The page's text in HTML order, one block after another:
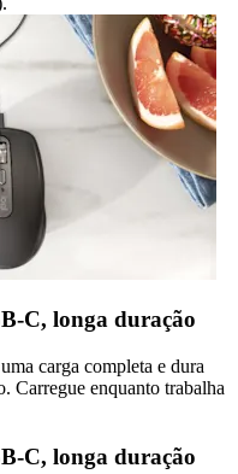
C, longa duração
carga completa e dura
Carregue enquanto trabalha
C, longa duração